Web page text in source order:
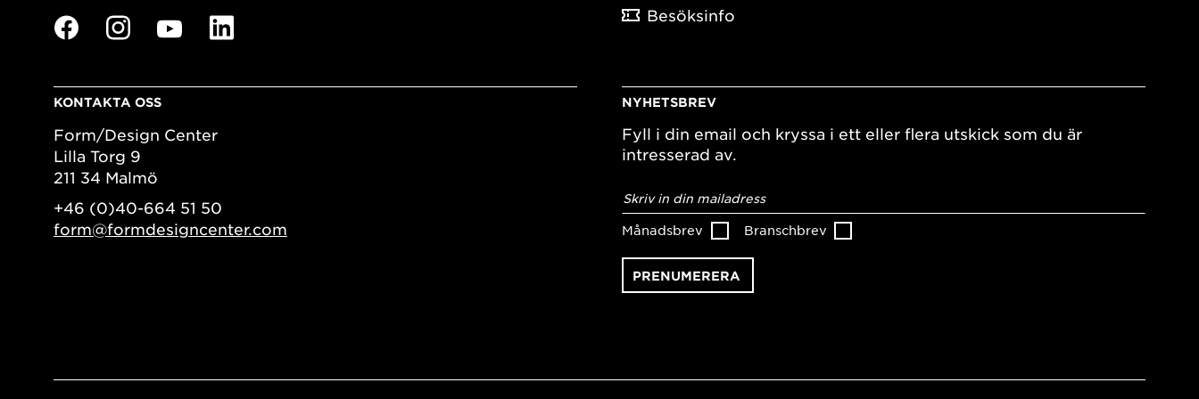
Besöksinfo
KONTAKTA OSS
Form/Design Center
Lilla Torg 9
211 34 Malmö
+46 (0)40-664 51 50
form@formdesigncenter.com
NYHETSBREV
Fyll i din email och kryssa i ett eller flera utskick som du är
intresserad av.
postadress*
Månadsbrev Branschbrev